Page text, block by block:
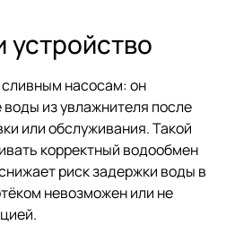
устройство
сливным насосам: он
из увлажнителя после
или обслуживания. Такой
корректный водообмен
риск задержки воды в
невозможен или не